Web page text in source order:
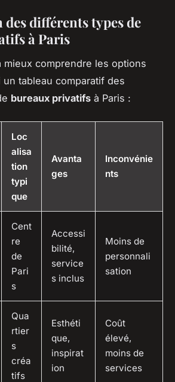
différents types de
à Paris
mieux comprendre les options
tableau comparatif des
bureaux privatifs à Paris :
Loc
alisa
tion
typi
que
Avanta
ges
Inconvénie
nts
Cent
re
de
Pari
s
Accessi
bilité,
service
s inclus
Moins de
personnali
sation
Qua
rtier
s
créa
tifs
Esthéti
que,
inspirat
ion
Coût
élevé,
moins de
services